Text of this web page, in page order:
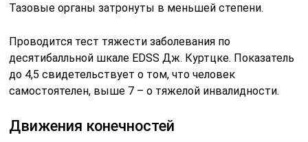
Тазовые органы затронуты в меньшей степени.
Проводится тест тяжести заболевания по
десятибалльной шкале EDSS Дж. Куртцке. Показатель
до 4,5 свидетельствует о том, что человек
самостоятелен, выше 7 – о тяжелой инвалидности.
Движения конечностей